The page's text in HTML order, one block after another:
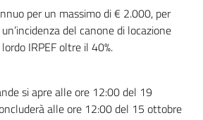
per un massimo di € 2.000, per
del canone di locazione
IRPEF oltre il 40%.
si apre alle ore 12:00 del 19
alle ore 12:00 del 15 ottobre